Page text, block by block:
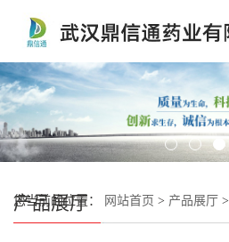
产品展厅
您当前的位置： 网站首页 > 产品展厅 >